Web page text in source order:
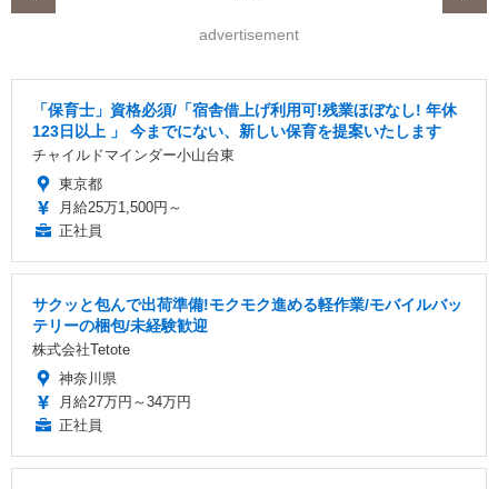
advertisement
「保育士」資格必須/「宿舎借上げ利用可!残業ほぼなし! 年休
123日以上 」 今までにない、新しい保育を提案いたします
チャイルドマインダー小山台東
東京都
月給25万1,500円～
正社員
サクッと包んで出荷準備!モクモク進める軽作業/モバイルバッ
テリーの梱包/未経験歓迎
株式会社Tetote
神奈川県
月給27万円～34万円
正社員